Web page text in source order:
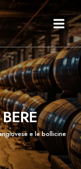
e le bollicine